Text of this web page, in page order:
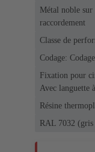
Métal noble
raccordement
Classe de
Codage:
Fixation pour
Avec languette
Résine
RAL 7032